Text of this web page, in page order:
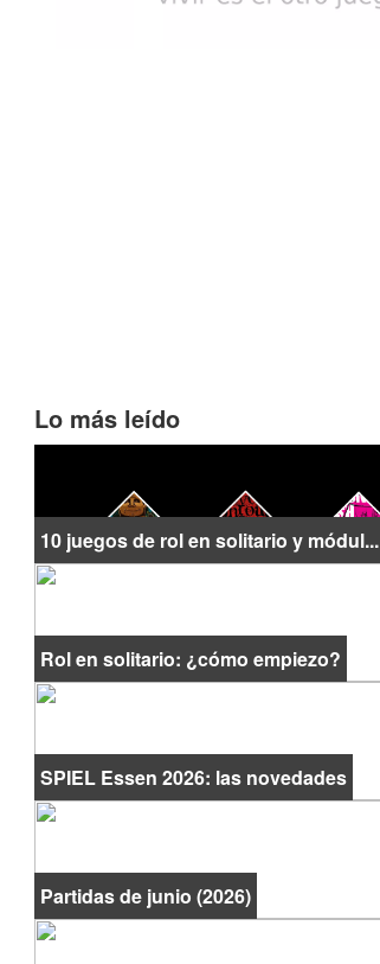
Lo más leído
10 juegos de rol en solitario y módul...
Rol en solitario: ¿cómo empiezo?
SPIEL Essen 2026: las novedades
Partidas de junio (2026)